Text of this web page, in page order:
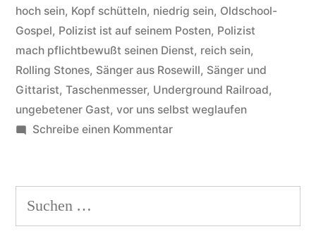
hoch sein, Kopf schütteln, niedrig sein, Oldschool-
Gospel, Polizist ist auf seinem Posten, Polizist
mach pflichtbewußt seinen Dienst, reich sein,
Rolling Stones, Sänger aus Rosewill, Sänger und
Gittarist, Taschenmesser, Underground Railroad,
ungebetener Gast, vor uns selbst weglaufen
Schreibe einen Kommentarzu
–
zum
Suchen
nach: